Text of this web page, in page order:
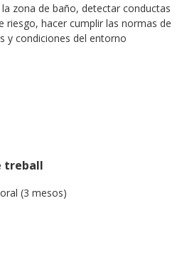
zona de baño, detectar conductas
riesgo, hacer cumplir las normas de
y condiciones del entorno
treball
(3 mesos)